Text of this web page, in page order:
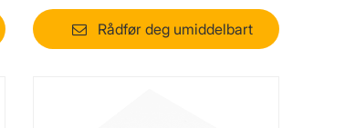
intelligent strømtildeling
Rådfør deg umiddelbart